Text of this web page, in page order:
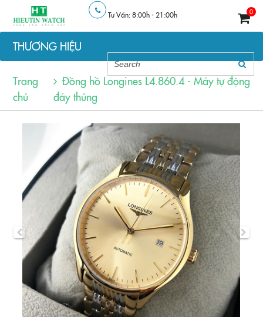
Tư Vấn: 8:00h - 21:00h 0
THƯƠNG HIỆU
Trang
chủ
Đồng hồ Longines L4.860.4 - Máy tự động
đáy thủng